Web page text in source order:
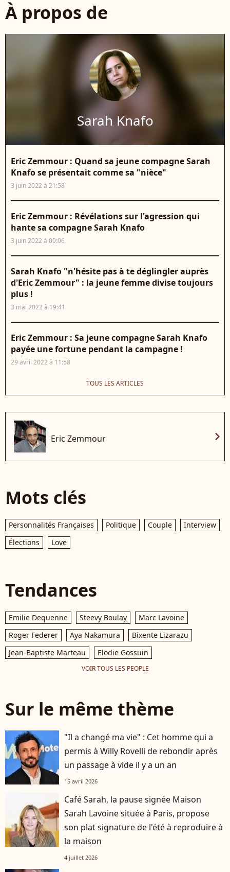
À propos de
Sarah Knafo
Eric Zemmour : Quand sa jeune compagne Sarah
Knafo se présentait comme sa "nièce"
3 juin 2022 à 21:58
Eric Zemmour : Révélations sur l'agression qui
hante sa compagne Sarah Knafo
3 juin 2022 à 09:06
Sarah Knafo "n'hésite pas à te déglingler auprès
d'Eric Zemmour" : la jeune femme divise toujours
plus !
3 mai 2022 à 19:41
Eric Zemmour : Sa jeune compagne Sarah Knafo
payée une fortune pendant la campagne !
29 avril 2022 à 11:58
TOUS LES ARTICLES
Eric Zemmour chevron_right
Mots clés
Personnalités Françaises Politique Couple
Interview
Élections
Love
Tendances
Emilie Dequenne Steevy Boulay
Marc Lavoine
Roger Federer
Aya Nakamura
Bixente Lizarazu
Jean-Baptiste Marteau
Elodie Gossuin
VOIR TOUS LES PEOPLE
Sur le même thème
"Il a changé ma vie" : Cet homme qui a
permis à Willy Rovelli de rebondir après
un passage à vide il y a un an
15 avril 2026
Café Sarah, la pause signée Maison
Sarah Lavoine située à Paris, propose
son plat signature de l'été à reproduire à
la maison
4 juillet 2026